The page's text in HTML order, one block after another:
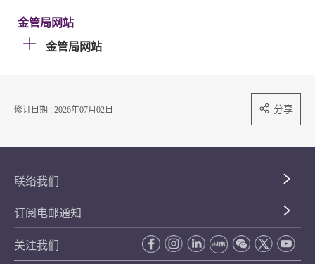
金管局网站
金管局网站
修订日期 : 2026年07月02日 分享
联络我们
订阅电邮通知
关注我们